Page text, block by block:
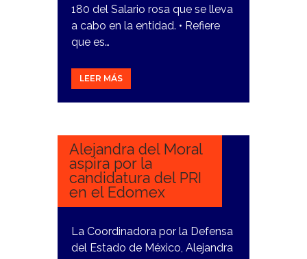
180 del Salario rosa que se lleva
a cabo en la entidad. • Refiere
que es…
LEER MÁS
7
Alejandra del Moral
aspira por la
candidatura del PRI
en el Edomex
La Coordinadora por la Defensa
del Estado de México, Alejandra